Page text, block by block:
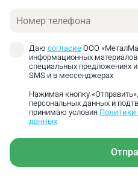
Телефон
Даю согласие ООО
информационных материалов
специальных предложениях
SMS и в мессенджерах
Нажимая кнопку
персональных данных и
принимаю условия Политики
данных